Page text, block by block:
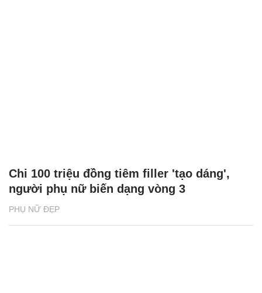
PHỤ NỮ ĐẸP
Chi 100 triệu đồng tiêm filler 'tạo dáng',
người phụ nữ biến dạng vòng 3